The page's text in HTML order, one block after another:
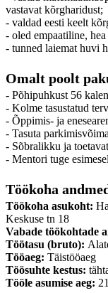
vastavat kõrgharidust;
- valdad eesti keelt
- oled empaatiline,
- tunned laiemat huvi
Omalt poolt
- Põhipuhkust 56
- Kolme tasustatud
- Õppimis- ja
- Tasuta
- Sõbralikku ja
- Mentori tuge
Töökoha
Töökoha asukoht:
Keskuse tn 18
Vabade töökohtade
Töötasu (bruto):
Tööaeg: Täistööaeg
Töösuhte kestus:
Tööle asumise aeg: